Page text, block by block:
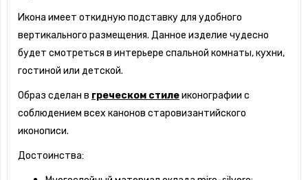
Икона имеет откидную подставку для удобного
вертикального размещения. Данное изделие чудесно
будет смотреться в интерьере спальной комнаты, кухни,
гостиной или детской.
Образ сделан в греческом стилеиконографии с
соблюдением всех канонов старовизантийского
иконописи.
Достоинства: